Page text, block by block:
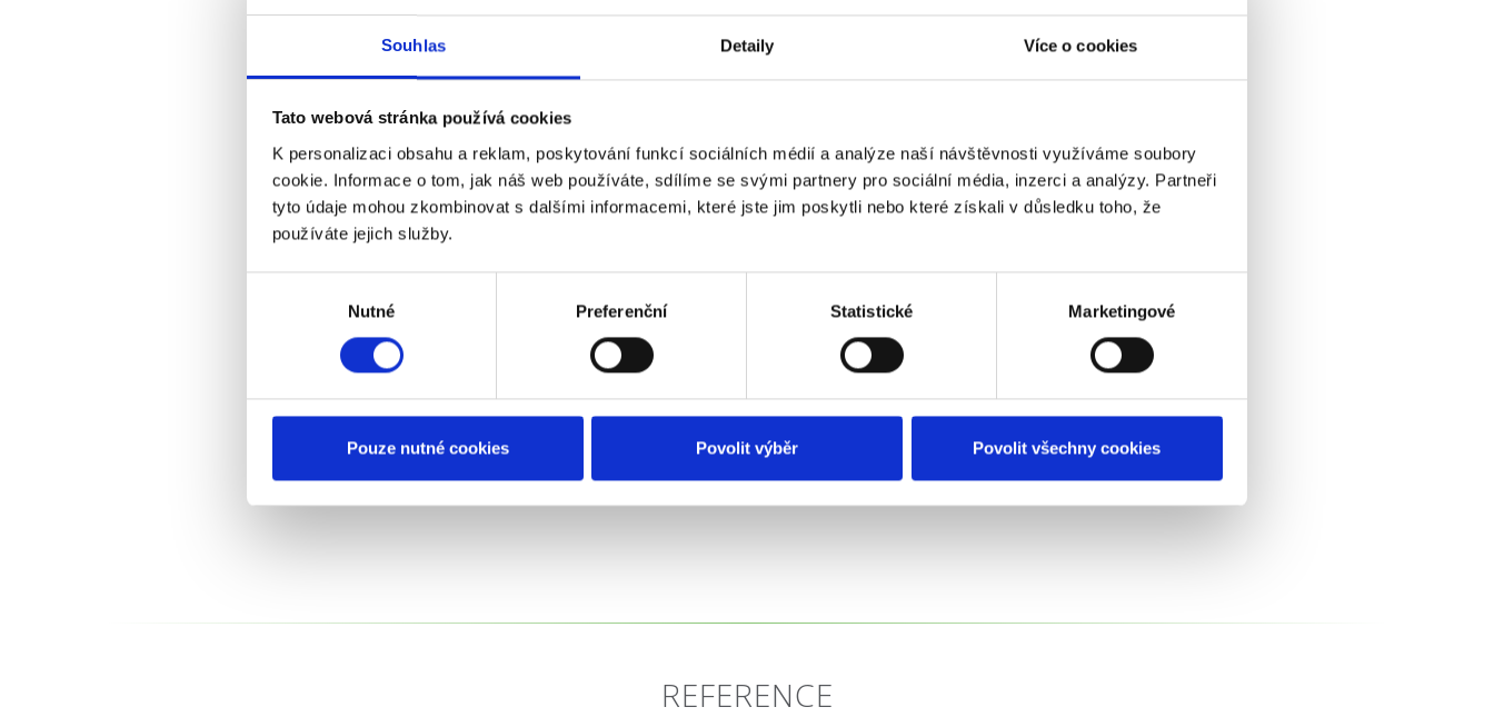
Souhlas Detaily Více o cookies
Tato webová stránka používá cookies
K personalizaci obsahu a reklam, poskytování funkcí sociálních médií a analýze naší návštěvnosti využíváme soubory
cookie. Informace o tom, jak náš web používáte, sdílíme se svými partnery pro sociální média, inzerci a analýzy. Partneři
tyto údaje mohou zkombinovat s dalšími informacemi, které jste jim poskytli nebo které získali v důsledku toho, že
používáte jejich služby.
Nutné Preferenční Statistické Marketingové
Pouze nutné cookies Povolit výběr Povolit všechny cookies
REFERENCE